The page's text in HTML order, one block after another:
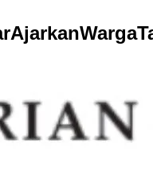
rAjarkanWargaT